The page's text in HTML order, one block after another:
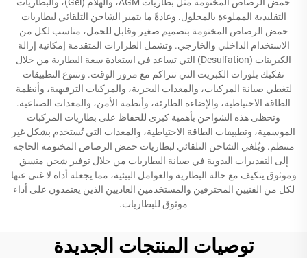
التقليدية المملوءة بالمحلول. وعادةً ما يتميز الشاحن التلقائي لبطاريات
حمض الرصاص المختومة بتصميم صغير وقابل للحمل، مناسب لكل من
الاستخدام الداخلي والخارجي. وتشمل الطرازات المتقدمة إمكانية إزالة
الكبريتات (Desulfation) التي تساعد في استعادة سعة البطارية من خلال
تفكيك بلورات الكبريت التي تتراكم مع مرور الوقت. وتتنوع التطبيقات
لتغطي صيانة المركبات، والمعدات البحرية، والمركبات الترفيهية، وأنظمة
الطاقة الاحتياطية، والإضاءة الطارئة، وأنظمة الأمن، والمعدات الصناعية.
وتحظى هذه الشواحن بأهمية كبرى للحفاظ على بطاريات المركبات
الموسمية، وتطبيقات الطاقة الاحتياطية، والمعدات التي تُستخدم بشكل غير
منتظم. ويُلغي الشاحن التلقائي لبطاريات حمض الرصاص المختومة الحاجة
إلى التقديرات اليدوية في صيانة البطاريات من خلال توفير شحن متسق
وموثوق يتكيف مع حالة البطارية والعوامل البيئية، مما يجعله أداة لا غنى عنها
لكل من الفنيين المحترفين والمستخدمين العاديين الذين يعتمدون على أداء
موثوق للبطاريات.
توصيات المنتجات الجديدة